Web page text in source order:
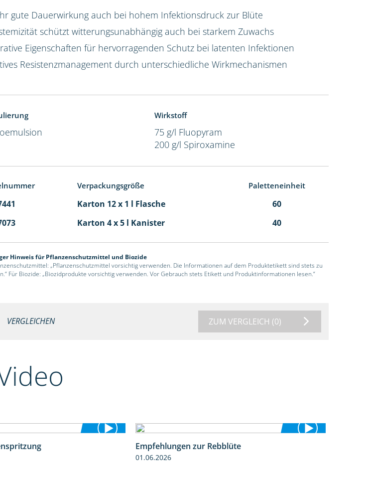
gute Dauerwirkung auch bei hohem Infektionsdruck zur Blüte
schützt witterungsunabhängig auch bei starkem Zuwachs
Eigenschaften für hervorragenden Schutz bei latenten Infektionen
Resistenzmanagement durch unterschiedliche Wirkmechanismen
Wirkstoff
75 g/l Fluopyram
200 g/l Spiroxamine
Verpackungsgröße Paletteneinheit
Karton 12 x 1 l Flasche
60
Karton 4 x 5 l Kanister 40
Hinweis für Pflanzenschutzmittel und Biozide
„Pflanzenschutzmittel vorsichtig verwenden. Die Informationen auf dem Produktetikett sind stets zu
Für Biozide: „Biozidprodukte vorsichtig verwenden. Vor Gebrauch stets Etikett und Produktinformationen lesen.“
VERGLEICHEN ZUM VERGLEICH (0)
Empfehlungen zur Rebblüte
01.06.2026